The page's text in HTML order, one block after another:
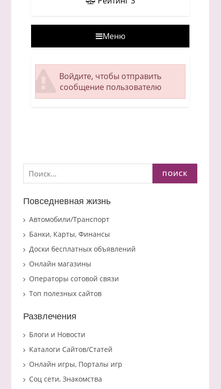
Меню
Войдите, чтобы отправить
сообщение пользователю
Найти:
Повседневная жизнь
Автомобили/Транспорт
Банки, Карты, Финансы
Доски бесплатных объявлений
Онлайн магазины
Операторы сотовой связи
Топ полезных сайтов
Развлечения
Блоги и Новости
Каталоги Сайтов/Статей
Онлайн игры, Порталы игр
Соц сети, Знакомства